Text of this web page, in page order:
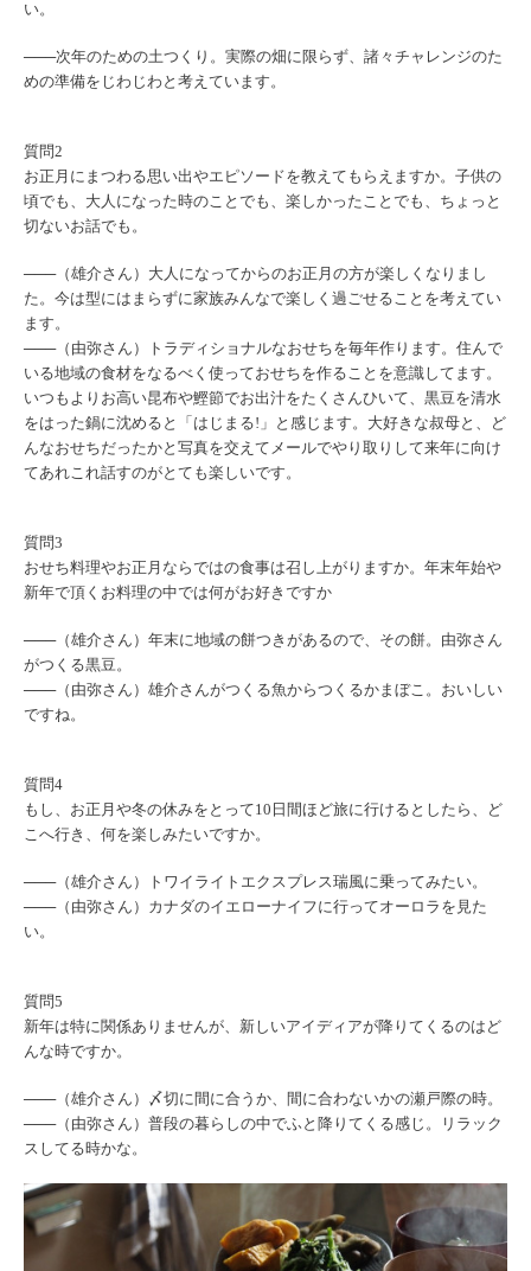
い。
───次年のための土つくり。実際の畑に限らず、諸々チャレンジのた
めの準備をじわじわと考えています。
質問2
お正月にまつわる思い出やエピソードを教えてもらえますか。子供の
頃でも、大人になった時のことでも、楽しかったことでも、ちょっと
切ないお話でも。
───（雄介さん）大人になってからのお正月の方が楽しくなりまし
た。今は型にはまらずに家族みんなで楽しく過ごせることを考えてい
ます。
───（由弥さん）トラディショナルなおせちを毎年作ります。住んで
いる地域の食材をなるべく使っておせちを作ることを意識してます。
いつもよりお高い昆布や鰹節でお出汁をたくさんひいて、黒豆を清水
をはった鍋に沈めると「はじまる!」と感じます。大好きな叔母と、ど
んなおせちだったかと写真を交えてメールでやり取りして来年に向け
てあれこれ話すのがとても楽しいです。
質問3
おせち料理やお正月ならではの食事は召し上がりますか。年末年始や
新年で頂くお料理の中では何がお好きですか
───（雄介さん）年末に地域の餅つきがあるので、その餅。由弥さん
がつくる黒豆。
───（由弥さん）雄介さんがつくる魚からつくるかまぼこ。おいしい
ですね。
質問4
もし、お正月や冬の休みをとって10日間ほど旅に行けるとしたら、ど
こへ行き、何を楽しみたいですか。
───（雄介さん）トワイライトエクスプレス瑞風に乗ってみたい。
───（由弥さん）カナダのイエローナイフに行ってオーロラを見た
い。
質問5
新年は特に関係ありませんが、新しいアイディアが降りてくるのはど
んな時ですか。
───（雄介さん）〆切に間に合うか、間に合わないかの瀬戸際の時。
───（由弥さん）普段の暮らしの中でふと降りてくる感じ。リラック
スしてる時かな。